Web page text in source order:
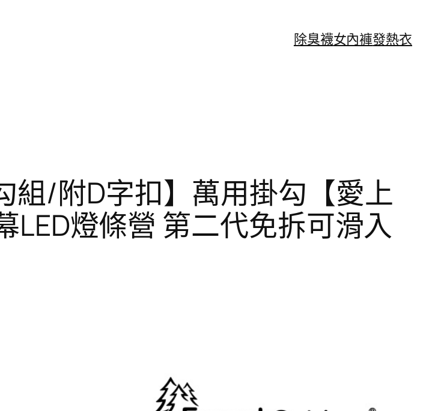
除臭襪女內褲發熱衣
組/附D字扣】萬用掛勾【愛上
LED燈條營 第二代免拆可滑入